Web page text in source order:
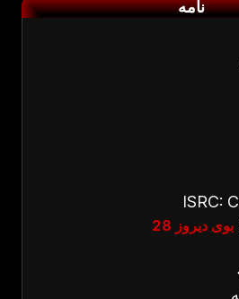
نامه
ISRC:
بوی دیروز 28